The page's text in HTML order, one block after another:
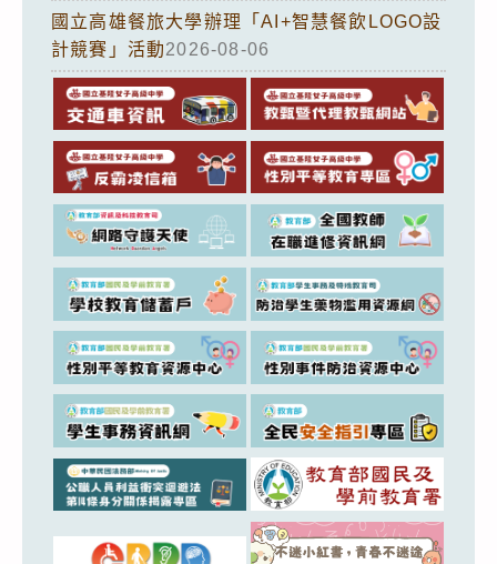
國立高雄餐旅大學辦理「AI+智慧餐飲LOGO設
計競賽」活動2026-08-06